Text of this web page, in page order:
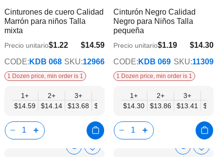
Info la
deseos
Cinturones de cuero Calidad
Marrón para niños Talla
mixta
$14.59
$11.86
Precio unitario$1.22
CODE: KDB 068 SKU:12966
1 Dozen price, min order is 1
1+
$14.59
2+
$14.14
3+
$13.68
$13.22
6+
$12.77
9+
$12.31
12+
$11.86
Info
Cinturón Negro Calidad
Negro para Niños Talla
pequeña
$14.30
$11.62
Precio unitario$1.19
CODE: KDB 069 SKU:11309
1 Dozen price, min order is 1
1+
$14.30
2+
$13.86
3+
$13.41
ShowAñadir
Show